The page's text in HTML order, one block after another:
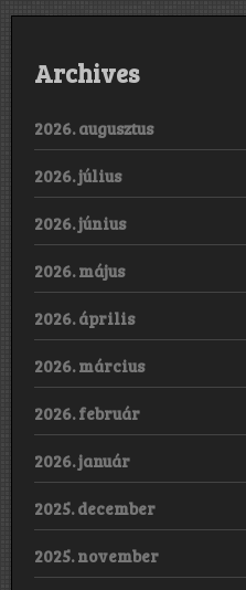
Archives
2026. augusztus
2026. július
2026. június
2026. május
2026. április
2026. március
2026. február
2026. január
2025. december
2025. november